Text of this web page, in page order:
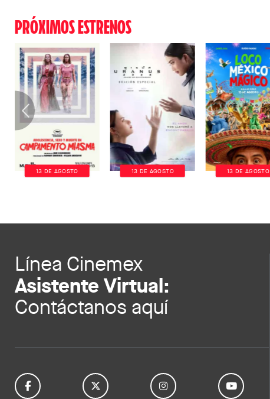
PRÓXIMOS ESTRENOS
13 DE AGOSTO 13 DE AGOSTO 13 DE AGOSTO
Línea Cinemex
Asistente Virtual:
Contáctanos aquí